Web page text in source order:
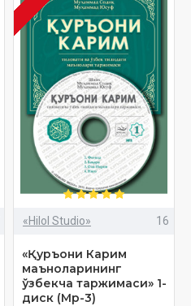
«Hilol Studio» 16
«Қуръони Карим
маъноларининг
ўзбекча таржимаси» 1-
диск (Мp-3)